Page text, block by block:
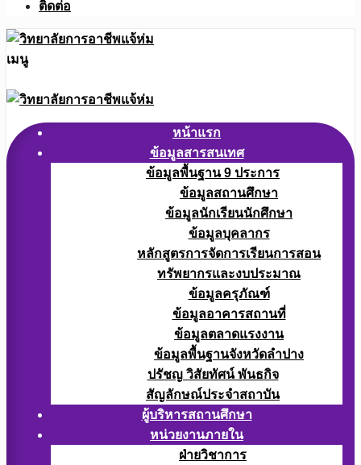
ติดต่อ
เมนู
หน้าแรก
ข้อมูลสารสนเทศ
ข้อมูลพื้นฐาน 9 ประการ
ข้อมูลสถานศึกษา
ข้อมูลนักเรียนนักศึกษา
ข้อมูลบุคลากร
หลักสูตรการจัดการเรียนการสอน
ทรัพยากรและงบประมาณ
ข้อมูลครุภัณฑ์
ข้อมูลอาคารสถานที่
ข้อมูลตลาดแรงงาน
ข้อมูลพื้นฐานจังหวัดลำปาง
ปรัชญ วิสัยทัศน์ พันธกิจ
สัญลักษณ์ประจำสถาบัน
ผู้บริหารสถานศึกษา
หน่วยงานภายใน
ฝ่ายวิชาการ